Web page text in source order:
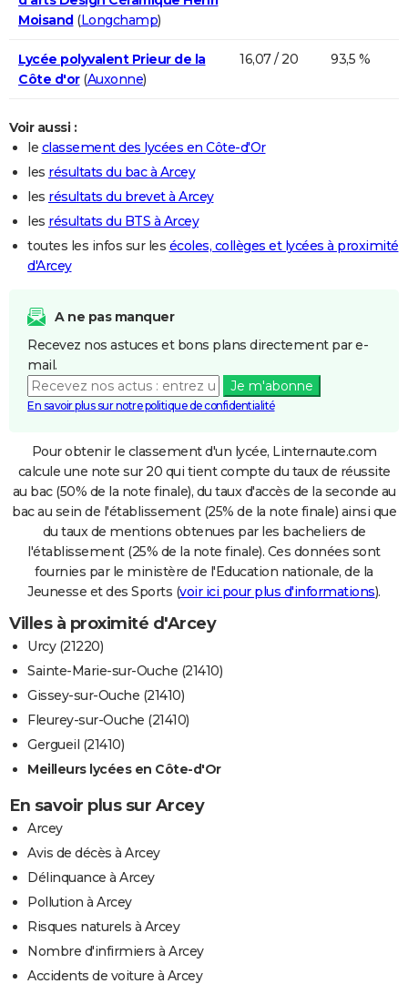
Moisand(Longchamp)
Lycée polyvalent Prieur de la
Côte d'or(Auxonne)
16,07 / 20 93,5 %
Voir aussi :
le classement des lycées en Côte-d'Or
les résultats du bac à Arcey
les résultats du brevet à Arcey
les résultats du BTS à Arcey
toutes les infos sur les écoles, collèges et lycées à proximité
d'Arcey
A ne pas manquer
Recevez nos astuces et bons plans directement par e-
mail.
Je m'abonne
En savoir plus sur notre politique de confidentialité
Pour obtenir le classement d'un lycée, Linternaute.com
calcule une note sur 20 qui tient compte du taux de réussite
au bac (50% de la note finale), du taux d'accès de la seconde au
bac au sein de l'établissement (25% de la note finale) ainsi que
du taux de mentions obtenues par les bacheliers de
l'établissement (25% de la note finale). Ces données sont
fournies par le ministère de l'Education nationale, de la
Jeunesse et des Sports (voir ici pour plus d'informations).
Villes à proximité d'Arcey
Urcy (21220)
Sainte-Marie-sur-Ouche (21410)
Gissey-sur-Ouche (21410)
Fleurey-sur-Ouche (21410)
Gergueil (21410)
Meilleurs lycées en Côte-d'Or
En savoir plus sur Arcey
Arcey
Avis de décès à Arcey
Délinquance à Arcey
Pollution à Arcey
Risques naturels à Arcey
Nombre d'infirmiers à Arcey
Accidents de voiture à Arcey